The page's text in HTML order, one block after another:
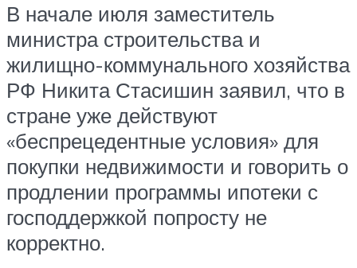
В начале июля заместитель
министра строительства и
жилищно-коммунального хозяйства
РФ Никита Стасишин заявил, что в
стране уже действуют
«беспрецедентные условия» для
покупки недвижимости и говорить о
продлении программы ипотеки с
господдержкой попросту не
корректно.